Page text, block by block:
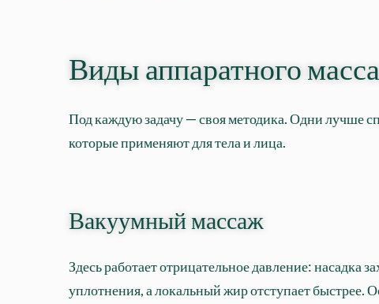
Виды аппаратного
Под каждую задачу — своя методика. Одни лучше
которые применяют для тела и лица.
Вакуумный массаж
Здесь работает отрицательное давление: насадка
уплотнения, а локальный жир отступает быстрее.